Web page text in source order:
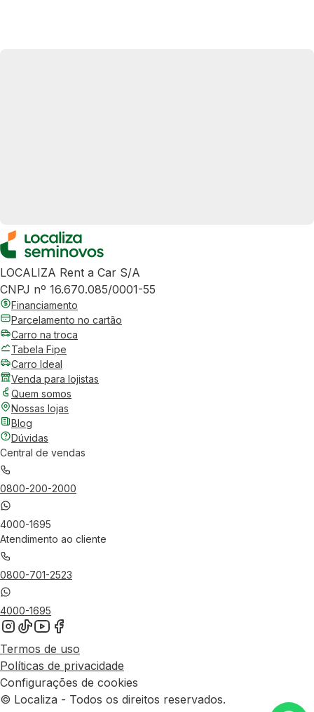
LOCALIZA Rent a Car S/A
CNPJ nº 16.670.085/0001-55
Financiamento
Parcelamento no cartão
Carro na troca
Tabela Fipe
Carro Ideal
Venda para lojistas
Quem somos
Nossas lojas
Blog
Dúvidas
Central de vendas
0800-200-2000
4000-1695
Atendimento ao cliente
0800-701-2523
4000-1695
Termos de uso
Políticas de privacidade
Configurações de cookies
© Localiza - Todos os direitos reservados.